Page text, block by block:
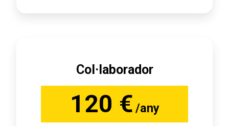
Col·laborador
120 € /any